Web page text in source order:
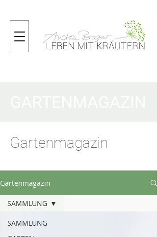
Gartenmagazin
Gartenmagazin
SAMMLUNG
SAMMLUNG